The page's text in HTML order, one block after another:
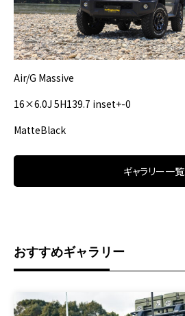
Air/G Massive
16×6.0J 5H139.7 inset+-0
MatteBlack
ギャラリー一覧
おすすめギャラリー